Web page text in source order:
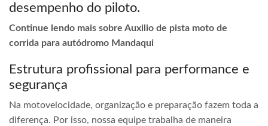
desempenho do piloto.
Continue lendo mais sobre Auxilio de pista moto de
corrida para autódromo Mandaqui
Estrutura profissional para performance e
segurança
Na motovelocidade, organização e preparação fazem toda a
diferença. Por isso, nossa equipe trabalha de maneira